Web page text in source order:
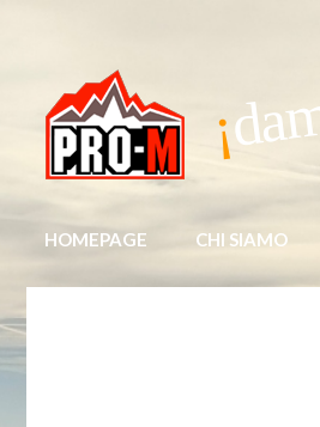
HOMEPAGE CHI SIAMO